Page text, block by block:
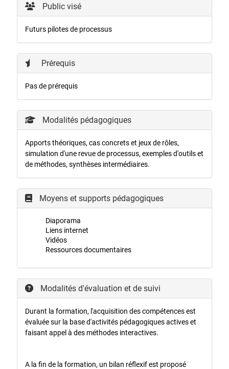
Public visé
Futurs pilotes de processus
Prérequis
Pas de prérequis
Modalités pédagogiques
Apports théoriques, cas concrets et jeux de rôles,
simulation d'une revue de processus, exemples d'outils et
de méthodes, synthèses intermédiaires.
Moyens et supports pédagogiques
Diaporama
Liens internet
Vidéos
Ressources documentaires
Modalités d'évaluation et de suivi
Durant la formation, l'acquisition des compétences est
évaluée sur la base d'activités pédagogiques actives et
faisant appel à des méthodes interactives.
A la fin de la formation, un bilan réflexif est proposé